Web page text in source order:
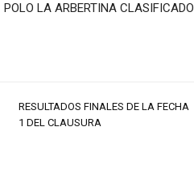
POLO LA ARBERTINA CLASIFICADO
RESULTADOS FINALES DE LA FECHA
1 DEL CLAUSURA